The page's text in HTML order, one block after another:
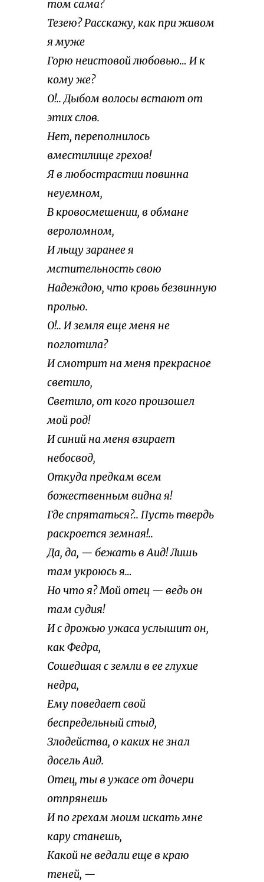
том сама?
Тезею? Расскажу, как при живом
я муже
Горю неистовой любовью… И к
кому же?
О!.. Дыбом волосы встают от
этих слов.
Нет, переполнилось
вместилище грехов!
Я в любострастии повинна
неуемном,
В кровосмешении, в обмане
вероломном,
И льщу заранее я
мстительность свою
Надеждою, что кровь безвинную
пролью.
О!.. И земля еще меня не
поглотила?
И смотрит на меня прекрасное
светило,
Светило, от кого произошел
мой род!
И синий на меня взирает
небосвод,
Откуда предкам всем
божественным видна я!
Где спрятаться?.. Пусть твердь
раскроется земная!..
Да, да, — бежать в Аид! Лишь
там укроюсь я…
Но что я? Мой отец — ведь он
там судия!
И с дрожью ужаса услышит он,
как Федра,
Сошедшая с земли в ее глухие
недра,
Ему поведает свой
беспредельный стыд,
Злодейства, о каких не знал
досель Аид.
Отец, ты в ужасе от дочери
отпрянешь
И по грехам моим искать мне
кару станешь,
Какой не ведали еще в краю
теней, —